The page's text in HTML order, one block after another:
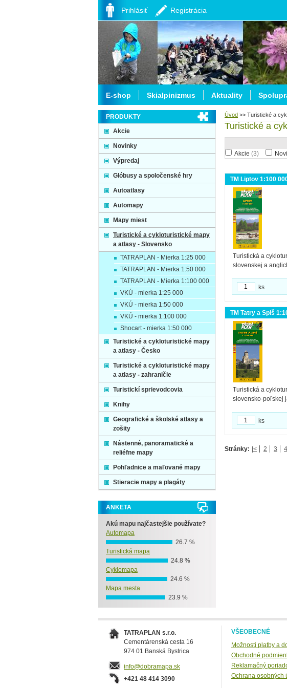
Úvod >> Turistické a
Turistické a
Akcie (3)
TM Liptov 1:100
Turistická a
slovenskej a
ks
TM Tatry a Spiš
Turistická a
slovensko-poľskej
ks
Stránky: |< 2 3 4
PRODUKTY
Akcie
Novinky
Výpredaj
Glóbusy a spoločenské hry
Autoatlasy
Automapy
Mapy miest
Turistické a cykloturistické mapy
a atlasy - Slovensko
TATRAPLAN - Mierka 1:25 000
TATRAPLAN - Mierka 1:50 000
TATRAPLAN - Mierka 1:100 000
VKÚ - mierka 1:25 000
VKÚ - mierka 1:50 000
VKÚ - mierka 1:100 000
Shocart - mierka 1:50 000
Turistické a cykloturistické mapy
a atlasy - Česko
Turistické a cykloturistické mapy
a atlasy - zahraničie
Turistickí sprievodcovia
Knihy
Geografické a školské atlasy a
zošity
Nástenné, panoramatické a
reliéfne mapy
Pohľadnice a maľované mapy
Stieracie mapy a plagáty
ANKETA
Akú mapu najčastejšie používate?
Automapa
26.7 %
Turistická mapa
24.8 %
Cyklomapa
24.6 %
Mapa mesta
23.9 %
TATRAPLAN s.r.o.
Cementárenská cesta 16
974 01 Banská Bystrica
info@dobramapa.sk
+421 48 414 3090
VŠEOBECNÉ
Možnosti platby a
Obchodné
Reklamačný
Ochrana osobných
E-shop Skialpinizmus Aktuality
Prihlásiť Registrácia